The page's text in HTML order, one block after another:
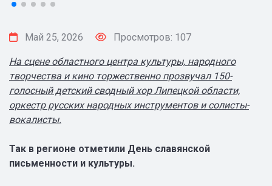
Май 25, 2026 Просмотров: 107
На сцене областного центра культуры, народного
творчества и кино торжественно прозвучал 150-
голосный детский сводный хор Липецкой области,
оркестр русских народных инструментов и солисты-
вокалисты.
Так в регионе отметили День славянской
письменности и культуры.